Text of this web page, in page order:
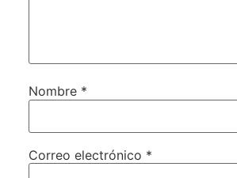
Nombre *
Correo electrónico *